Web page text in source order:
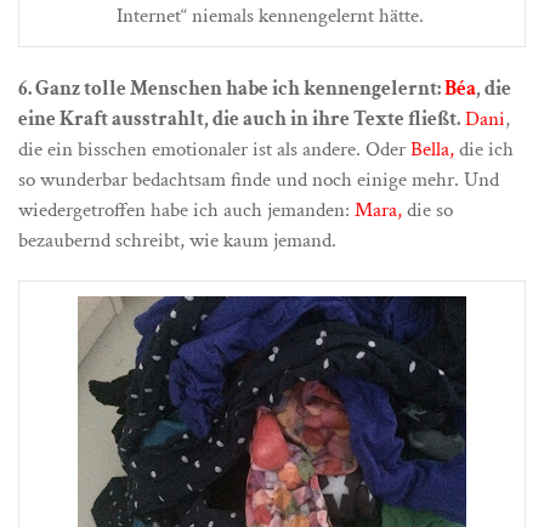
Internet“ niemals kennengelernt hätte.
6. Ganz tolle Menschen habe ich kennengelernt:Béa, die
eine Kraft ausstrahlt, die auch in ihre Texte fließt.Dani,
die ein bisschen emotionaler ist als andere. OderBella,die ich
so wunderbar bedachtsam finde und noch einige mehr. Und
wiedergetroffen habe ich auch jemanden: Mara,die so
bezaubernd schreibt, wie kaum jemand.